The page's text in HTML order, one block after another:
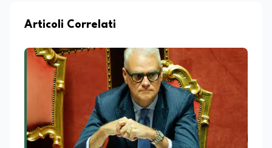
Articoli Correlati